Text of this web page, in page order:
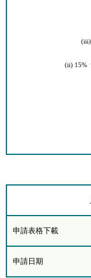
(ii) 15%
申請表格下載
申請日期